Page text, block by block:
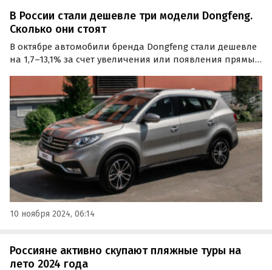
В России стали дешевле три модели Dongfeng.
Сколько они стоят
В октябре автомобили бренда Dongfeng стали дешевле
на 1,7–13,1% за счет увеличения или появления прямых
прежнем уровне, выяснили «Автоновости дня».
10 ноября 2024, 06:14
Россияне активно скупают пляжные туры на
лето 2024 года